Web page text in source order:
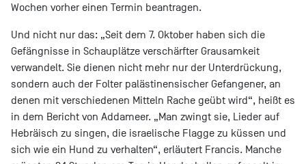
Wochen vorher einen Termin beantragen.
Und nicht nur das: „Seit dem 7. Oktober haben sich die
Gefängnisse in Schauplätze verschärfter Grausamkeit
verwandelt. Sie dienen nicht mehr nur der Unterdrückung,
sondern auch der Folter palästinensischer Gefangener, an
denen mit verschiedenen Mitteln Rache geübt wird“, heißt es
in dem Bericht von Addameer. „Man zwingt sie, Lieder auf
Hebräisch zu singen, die israelische Flagge zu küssen und
sich wie ein Hund zu verhalten“, erläutert Francis. Manche